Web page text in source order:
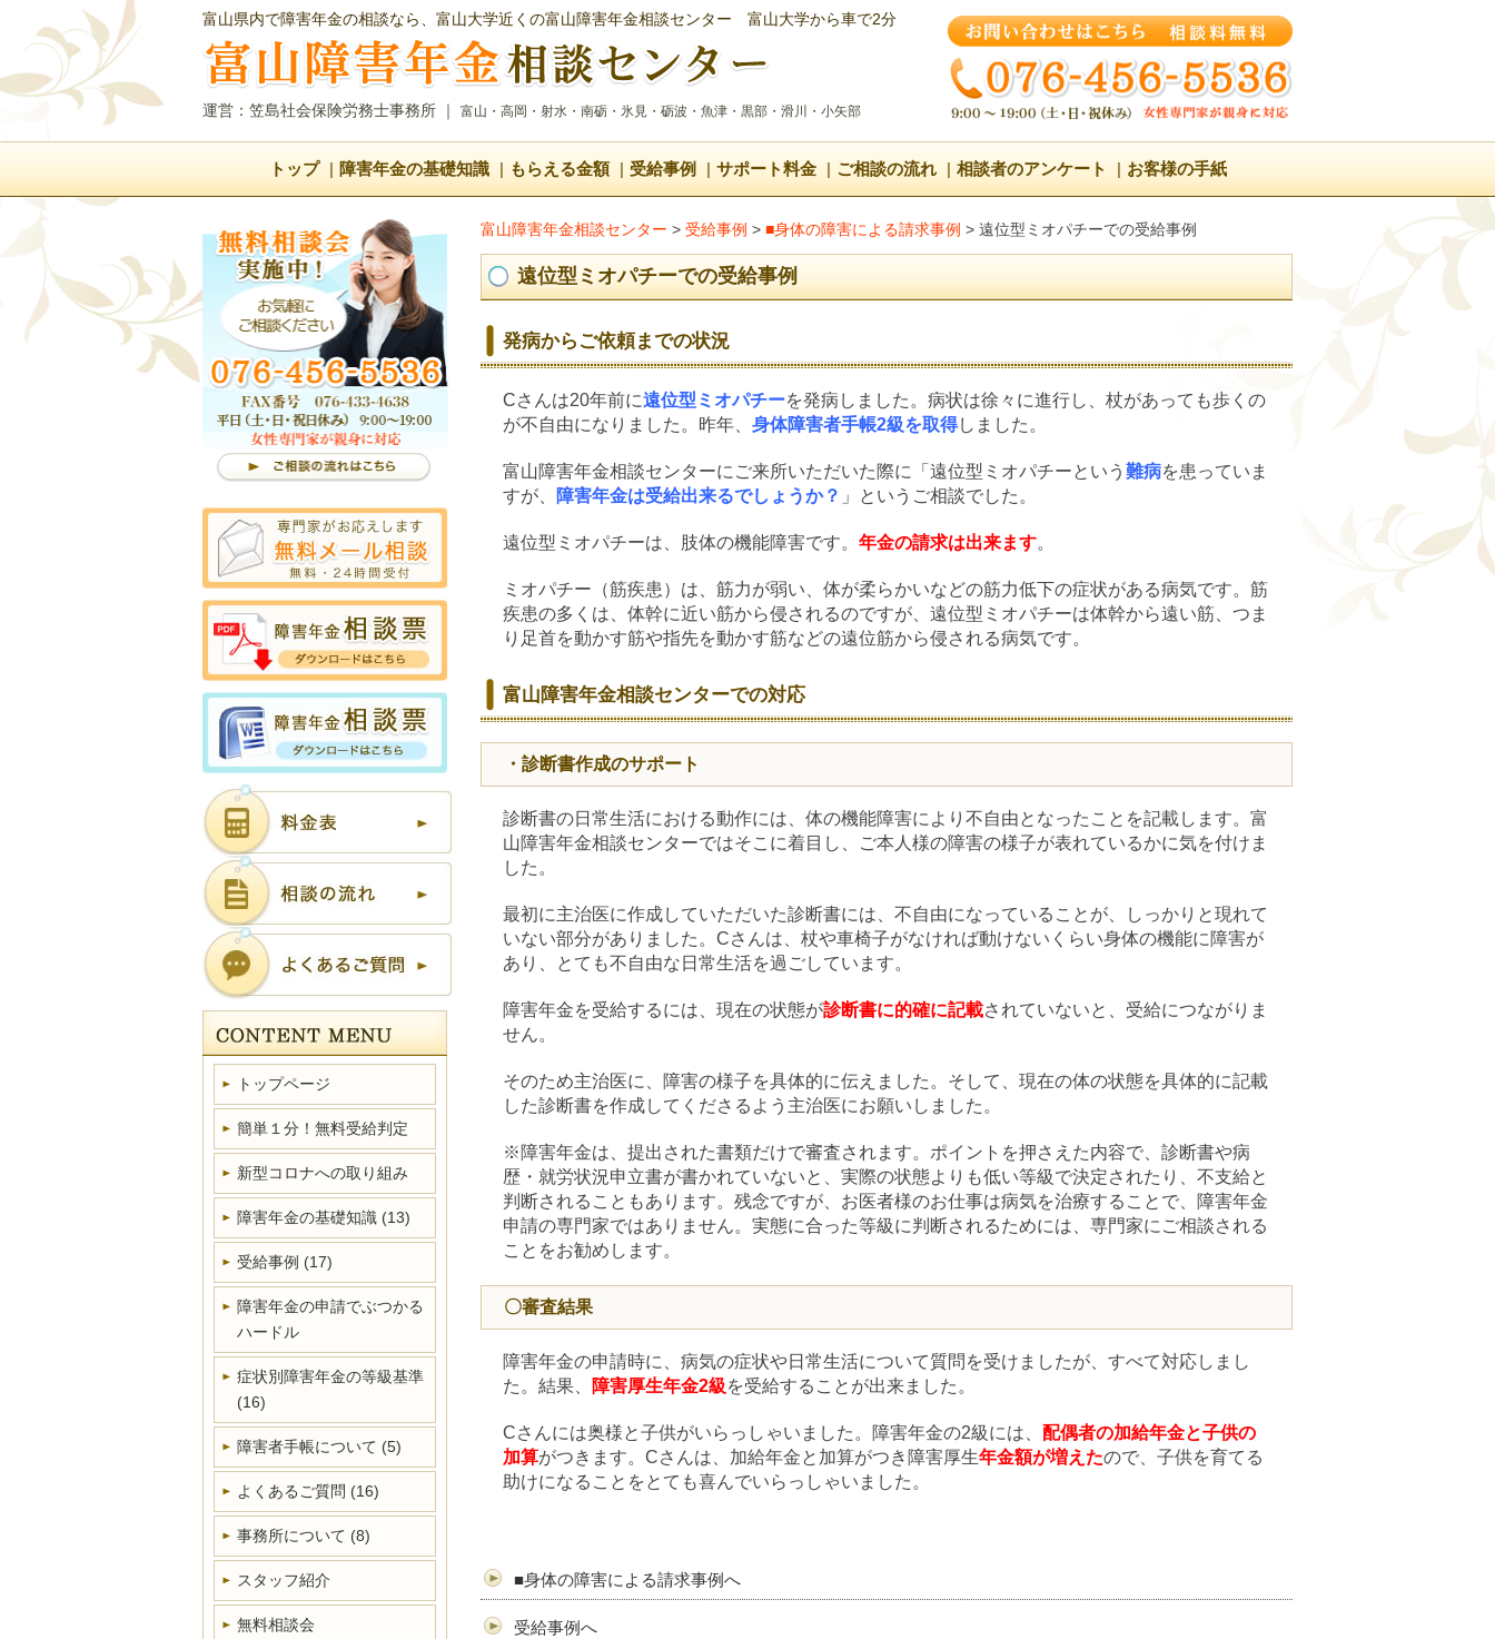
富山県内で障害年金の相談なら、富山大学近くの富山障害年金相談センター 富山大学から車で2分
運営：笠島社会保険労務士事務所 ｜ 富山・高岡・射水・南砺・氷見・砺波・魚津・黒部・滑川・小矢部
トップ 障害年金の基礎知識 もらえる金額 受給事例 サポート料金 ご相談の流れ 相談者のアンケート お客様の手紙
富山障害年金相談センター > 受給事例 > ■身体の障害による請求事例 > 遠位型ミオパチーでの受給事例
遠位型ミオパチーでの受給事例
発病からご依頼までの状況
Cさんは20年前に遠位型ミオパチーを発病しました。病状は徐々に進行し、杖があっても歩くの
が不自由になりました。昨年、 身体障害者手帳2級を取得しました。
富山障害年金相談センターにご来所いただいた際に「遠位型ミオパチーという 難病を患っていま
すが、
障害年金は受給出来るでしょうか？ 」というご相談でした。
遠位型ミオパチーは、肢体の機能障害です。 年金の請求は出来ます。
ミオパチー（筋疾患）は、筋力が弱い、体が柔らかいなどの筋力低下の症状がある病気です。筋
疾患の多くは、体幹に近い筋から侵されるのですが、遠位型ミオパチーは体幹から遠い筋、つま
り足首を動かす筋や指先を動かす筋などの遠位筋から侵される病気です。
富山障害年金相談センターでの対応
・診断書作成のサポート
診断書の日常生活における動作には、体の機能障害により不自由となったことを記載します。富
山障害年金相談センターではそこに着目し、ご本人様の障害の様子が表れているかに気を付けま
した。
最初に主治医に作成していただいた診断書には、不自由になっていることが、しっかりと現れて
いない部分がありました。Cさんは、杖や車椅子がなければ動けないくらい身体の機能に障害が
あり、とても不自由な日常生活を過ごしています。
障害年金を受給するには、現在の状態が診断書に的確に記載されていないと、受給につながりま
せん。
そのため主治医に、障害の様子を具体的に伝えました。そして、現在の体の状態を具体的に記載
した診断書を作成してくださるよう主治医にお願いしました。
※障害年金は、提出された書類だけで審査されます。ポイントを押さえた内容で、診断書や病
歴・就労状況申立書が書かれていないと、実際の状態よりも低い等級で決定されたり、不支給と
判断されることもあります。残念ですが、お医者様のお仕事は病気を治療することで、障害年金
申請の専門家ではありません。実態に合った等級に判断されるためには、専門家にご相談される
ことをお勧めします。
〇審査結果
障害年金の申請時に、病気の症状や日常生活について質問を受けましたが、すべて対応しまし
た。結果、
障害厚生年金2級を受給することが出来ました。
Cさんには奥様と子供がいらっしゃいました。障害年金の2級には、 配偶者の加給年金と子供の
加算がつきます。Cさんは、加給年金と加算がつき障害厚生年金額が増えたので、子供を育てる
助けになることをとても喜んでいらっしゃいました。
■身体の障害による請求事例へ
受給事例へ
トップページ
簡単１分！無料受給判定
新型コロナへの取り組み
障害年金の基礎知識 (13)
受給事例 (17)
障害年金の申請でぶつかる
ハードル
症状別障害年金の等級基準
(16)
障害者手帳について (5)
よくあるご質問 (16)
事務所について (8)
スタッフ紹介
無料相談会